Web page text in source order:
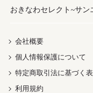
だし／スパイス／島
おつまみ
紅芋
ドリンク
茶葉
ヘアケア
UVケア
レディース
沖縄ファッション
伝統工芸品
おきなわセレクト~サン
会社概要
個人情報保護について
特定商取引法に基づく
利用規約